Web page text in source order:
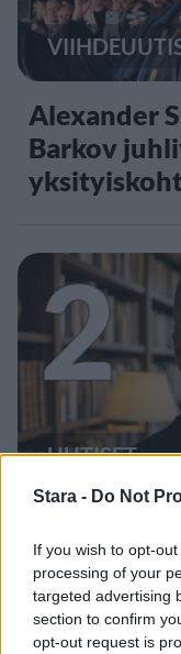
Stara - Do Not
If you wish to opt-
processing of your
targeted advertising
section to confirm
opt-out request is
Alexander
Barkov
2
UUTISET
Kela
ikärajasta